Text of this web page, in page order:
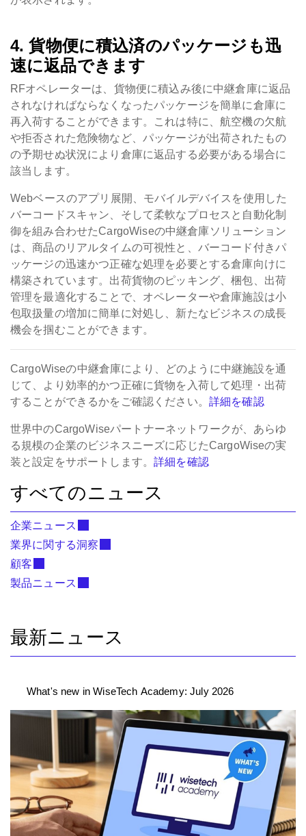
4. 貨物便に積込済のパッケージも迅
速に返品できます
RFオペレーターは、貨物便に積込み後に中継倉庫に返品
されなければならなくなったパッケージを簡単に倉庫に
再入荷することができます。これは特に、航空機の欠航
や拒否された危険物など、パッケージが出荷されたもの
の予期せぬ状況により倉庫に返品する必要がある場合に
該当します。
Webベースのアプリ展開、モバイルデバイスを使用した
バーコードスキャン、そして柔軟なプロセスと自動化制
御を組み合わせたCargoWiseの中継倉庫ソリューション
は、商品のリアルタイムの可視性と、バーコード付きパ
ッケージの迅速かつ正確な処理を必要とする倉庫向けに
構築されています。出荷貨物のピッキング、梱包、出荷
管理を最適化することで、オペレーターや倉庫施設は小
包取扱量の増加に簡単に対処し、新たなビジネスの成長
機会を掴むことができます。
CargoWiseの中継倉庫により、どのように中継施設を通
じて、より効率的かつ正確に貨物を入荷して処理・出荷
することができるかをご確認ください。 詳細を確認
世界中のCargoWiseパートナーネットワークが、あらゆ
る規模の企業のビジネスニーズに応じたCargoWiseの実
装と設定をサポートします。詳細を確認
すべてのニュース
企業ニュース
業界に関する洞察
顧客
製品ニュース
最新ニュース
What's new in WiseTech Academy: July 2026